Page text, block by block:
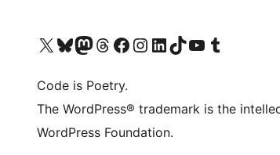
Visita il nostro account X (ex Twitter)
Visita il nostro account Bluesky
Visita il nostro account Mastodon
Visita il nostro account Threads
Visita la nostra pagina Facebook
Visita il nostro account Instagram
Visita il nostro account LinkedIn
Visita il nostro account TikTok
Visita il nostro canale YouTube
Visita il nostro account Tumblr
Code is Poetry.
The WordPress® trademark is the
WordPress Foundation.